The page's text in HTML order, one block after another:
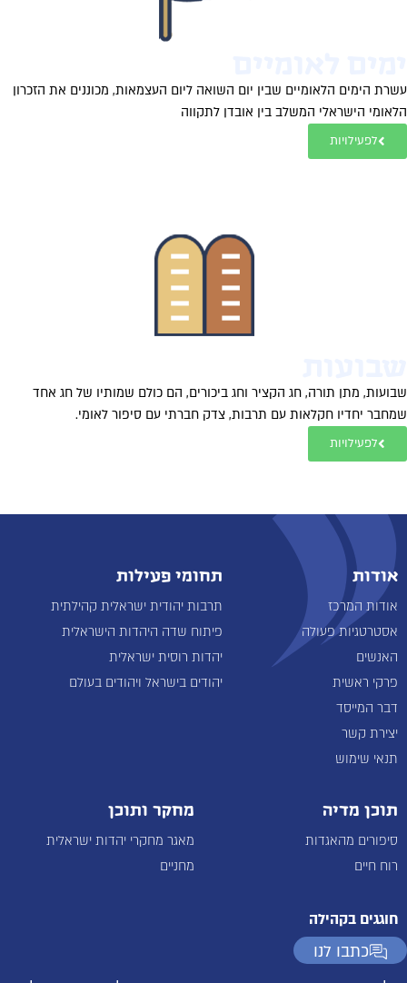
הימים הלאומיים שבין יום השואה ליום העצמאות, מכוננים את הזכרון
הישראלי המשלב בין אובדן לתקווה
לפעילויות
מתן תורה, חג הקציר וחג ביכורים, הם כולם שמותיו של חג אחד
יחדיו חקלאות עם תרבות, צדק חברתי עם סיפור לאומי.
לפעילויות
אודות
אודות המרכז
אסטרטגיות פעולה
האנשים
פרקי ראשית
דבר המייסד
יצירת קשר
תנאי שימוש
תחומי פעילות
תרבות יהודית ישראלית קהילתית
פיתוח שדה היהדות הישראלית
יהדות רוסית ישראלית
יהודים בישראל ויהודים בעולם
תוכן מדיה
סיפורים מהאגדות
רוח חיים
מחקר ותוכן
מאגר מחקרי יהדות ישראלית
מחניים
חוגגים בקהילה
כתבו לנו